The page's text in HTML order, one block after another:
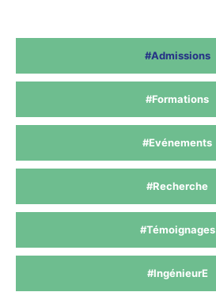
#Admissions
#Formations
#Evénements
#Recherche
#Témoignages
#IngénieurE